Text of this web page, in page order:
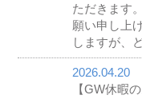
ただきます
願い申し上
しますが、
2026.04.20
【GW休暇